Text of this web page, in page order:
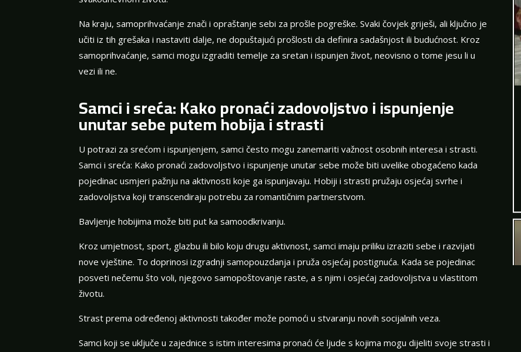
Na kraju, samoprihvaćanje znači i opraštanje sebi za prošle pogreške. Svaki čovjek griješi, ali ključno je
učiti iz tih grešaka i nastaviti dalje, ne dopuštajući prošlosti da definira sadašnjost ili budućnost. Kroz
samoprihvaćanje, samci mogu izgraditi temelje za sretan i ispunjen život, neovisno o tome jesu li u
vezi ili ne.
Samci i sreća: Kako pronaći zadovoljstvo i ispunjenje
unutar sebe putem hobija i strasti
U potrazi za srećom i ispunjenjem, samci često mogu zanemariti važnost osobnih interesa i strasti.
Samci i sreća: Kako pronaći zadovoljstvo i ispunjenje unutar sebe može biti uvelike obogaćeno kada
pojedinac usmjeri pažnju na aktivnosti koje ga ispunjavaju. Hobiji i strasti pružaju osjećaj svrhe i
zadovoljstva koji transcendiraju potrebu za romantičnim partnerstvom.
Bavljenje hobijima može biti put ka samoodkrivanju.
Kroz umjetnost, sport, glazbu ili bilo koju drugu aktivnost, samci imaju priliku izraziti sebe i razvijati
nove vještine. To doprinosi izgradnji samopouzdanja i pruža osjećaj postignuća. Kada se pojedinac
posveti nečemu što voli, njegovo samopoštovanje raste, a s njim i osjećaj zadovoljstva u vlastitom
životu.
Strast prema određenoj aktivnosti također može pomoći u stvaranju novih socijalnih veza.
Samci koji se uključe u zajednice s istim interesima pronaći će ljude s kojima mogu dijeliti svoje strasti i